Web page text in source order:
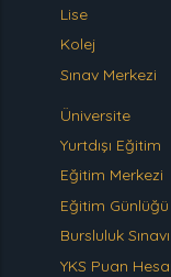
Lise
Kolej
Sınav Merkezi
Üniversite
Yurtdışı Eğitim
Eğitim Merkezi
Eğitim Günlüğü
Bursluluk
YKS Puan